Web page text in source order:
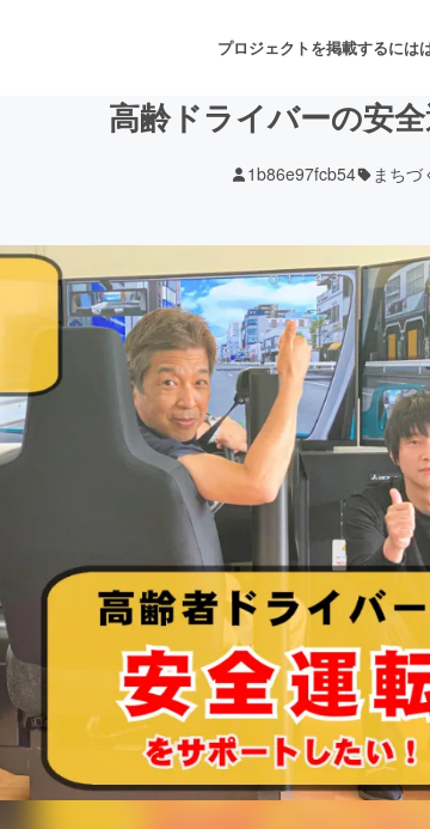
プロジェクトを掲載するには
音楽
ット ゲーム・サービス開発
書籍・雑誌出版
チャレンジ
化
CAMPFIRE for Social
CAMPFIREふるさと納
高齢ドライバーの安
1b86e97fcb54 まちづ